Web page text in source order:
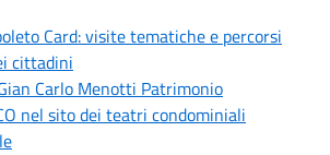
Card: visite tematiche e percorsi
cittadini
Carlo Menotti Patrimonio
nel sito dei teatri condominiali